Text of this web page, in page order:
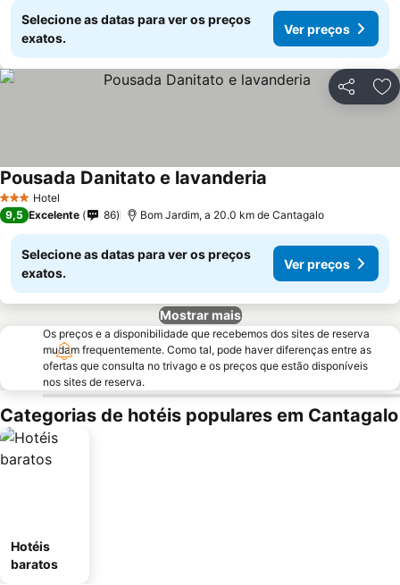
Selecione as datas para ver os preços
exatos.
Ver preços
Partilhar
3 EstrelasHotel
Pousada Danitato e lavanderia
9,5 Excelente 86 Bom Jardim, a 20.0 km de Cantagalo
Selecione as datas para ver os preços
exatos.
Ver preços
Mostrar mais
Os preços e a disponibilidade que recebemos dos sites de reserva
mudam frequentemente. Como tal, pode haver diferenças entre as
ofertas que consulta no trivago e os preços que estão disponíveis
nos sites de reserva.
Categorias de hotéis populares em Cantagalo
Hotéis
baratos